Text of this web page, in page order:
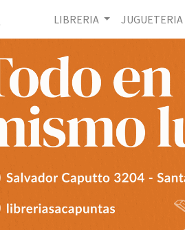
LIBRERIA JUGUETERIA